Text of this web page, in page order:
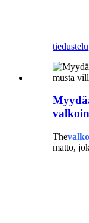
tiedustelu
The
matto,